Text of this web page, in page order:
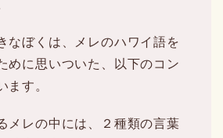
なぼくは、メレのハワイ語を
めに思いついた、以下のコン
ます。
メレの中には、２種類の言葉